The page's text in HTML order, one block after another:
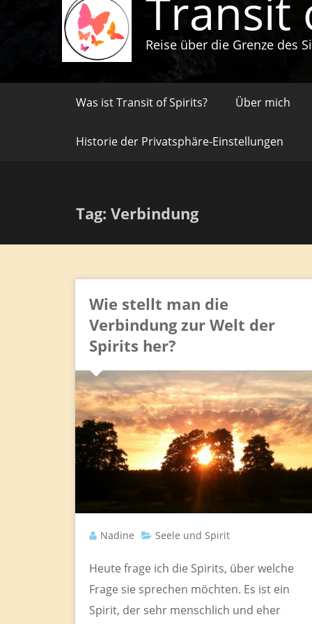
Transit
Reise über die Grenze des
Was ist Transit of Spirits? Über mich
Historie der Privatsphäre-Einstellungen
Tag: Verbindung
Wie stellt man die
Verbindung zur Welt der
Spirits her?
Nadine Seele und Spirit
Heute frage ich die Spirits, über welche
Frage sie sprechen möchten. Es ist ein
Spirit, der sehr menschlich und eher